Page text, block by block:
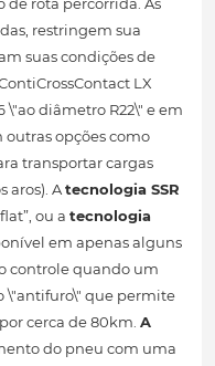
rota percorrida. As
restringem sua
suas condições de
LX
diâmetro R22\" e em
opções como
transportar cargas
aros). Atecnologia SSR
ou a tecnologia
em apenas alguns
controle quando um
\"antifuro\" que permite
cerca de 80km. A
do pneu com uma